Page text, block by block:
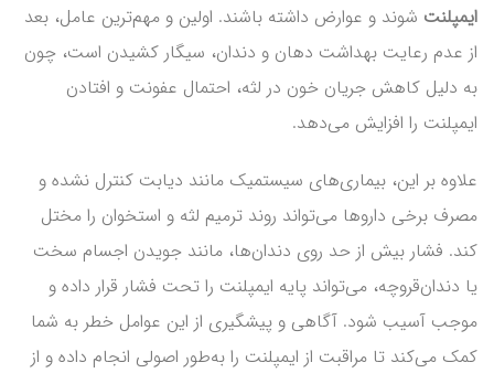
ایمپلنت شوند و عوارض داشته باشند. اولین و مهم‌ترین عامل، بعد
از عدم رعایت بهداشت دهان و دندان، سیگار کشیدن است، چون
به دلیل کاهش جریان خون در لثه، احتمال عفونت و افتادن
ایمپلنت را افزایش می‌دهد.
علاوه بر این، بیماری‌های سیستمیک مانند دیابت کنترل نشده و
مصرف برخی داروها می‌تواند روند ترمیم لثه و استخوان را مختل
کند. فشار بیش از حد روی دندان‌ها، مانند جویدن اجسام سخت
یا دندان‌قروچه، می‌تواند پایه ایمپلنت را تحت فشار قرار داده و
موجب آسیب شود. آگاهی و پیشگیری از این عوامل خطر به شما
کمک می‌کند تا مراقبت از ایمپلنت را به‌طور اصولی انجام داده و از